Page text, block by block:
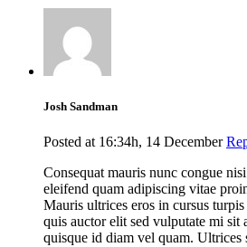
Josh Sandman
Posted at 16:34h, 14 December
Consequat mauris nunc congue
eleifend quam adipiscing vitae
Mauris ultrices eros in cursus
quis auctor elit sed vulputate mi sit
quisque id diam vel quam. Ultrices